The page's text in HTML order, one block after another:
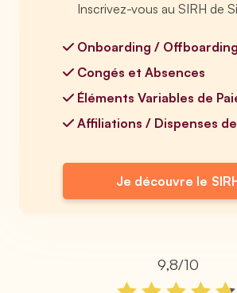
Inscrivez-vous au SIRH de
Onboarding / Offboarding
Congés et Absences
Éléments Variables de
Affiliations / Dispenses
Je découvre le
9,8/10